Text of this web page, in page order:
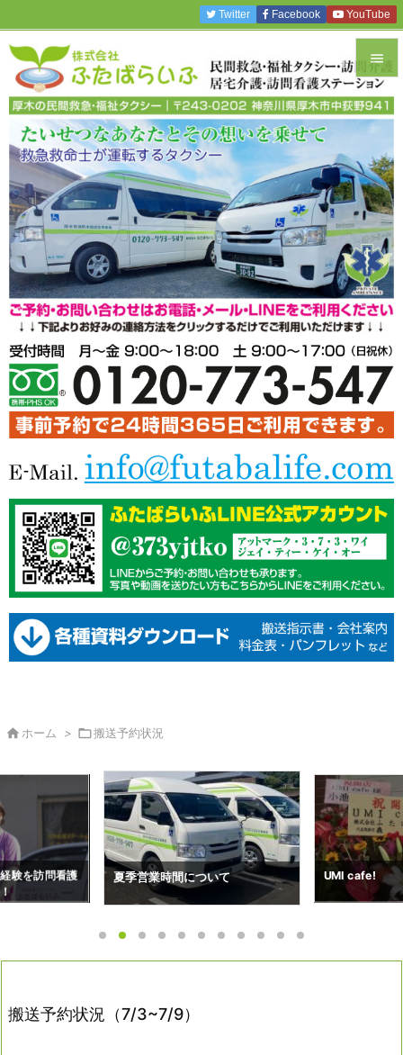


メニュ
サイド

前へ

次へ

検索
Twitter Facebook YouTube
 ホーム > 搬送予約状況
て UMI cafe! 搬送予約状況
搬送予約状況（7/3~7/9）